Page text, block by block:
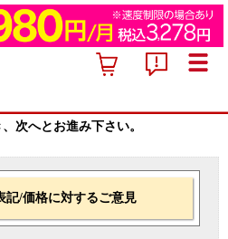
次へとお進み下さい。
記/価格に対するご意見